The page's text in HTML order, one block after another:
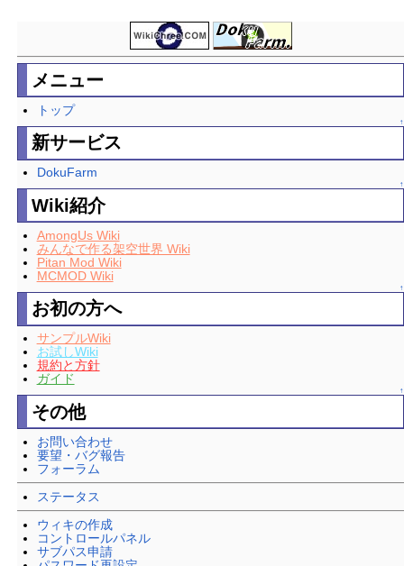
メニュー
トップ
↑
新サービス
DokuFarm
↑
Wiki紹介
AmongUs Wiki
みんなで作る架空世界 Wiki
Pitan Mod Wiki
MCMOD Wiki
↑
お初の方へ
サンプルWiki
お試しWiki
規約と方針
ガイド
↑
その他
お問い合わせ
要望・バグ報告
フォーラム
ステータス
ウィキの作成
コントロールパネル
サブパス申請